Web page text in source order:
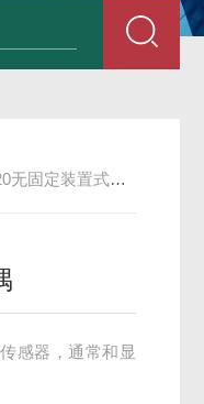
液面计
固定装置式热电偶
感器，通常和显